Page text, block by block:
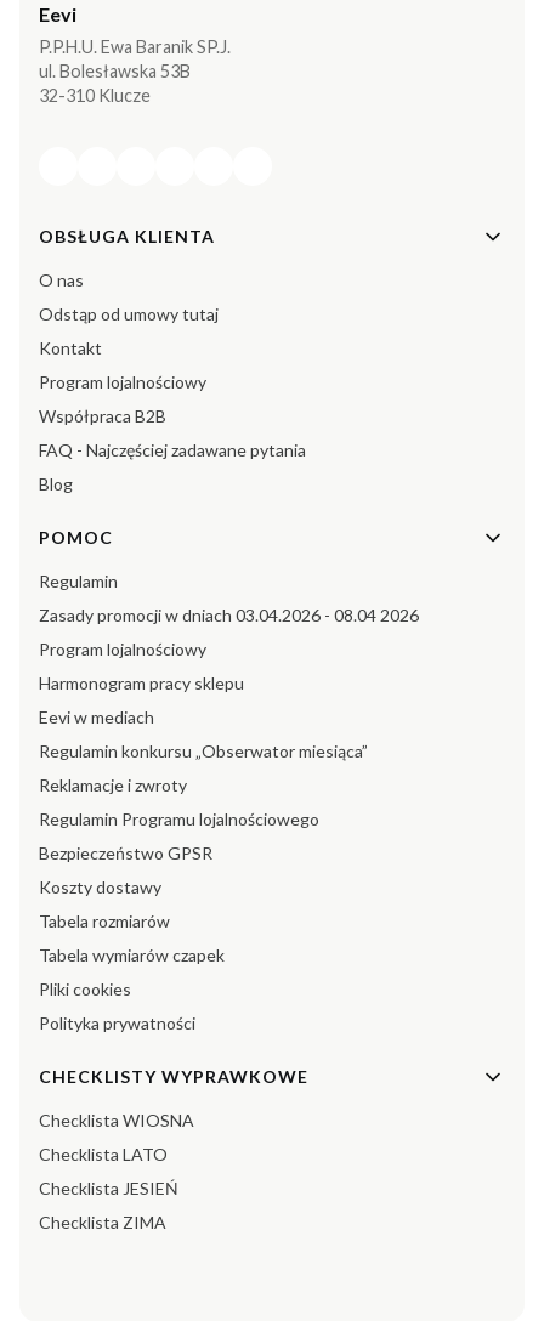
Eevi
P.P.H.U. Ewa Baranik SP.J.
ul. Bolesławska 53B
32-310 Klucze
Linki w stopce
OBSŁUGA KLIENTA
O nas
Odstąp od umowy tutaj
Kontakt
Program lojalnościowy
Współpraca B2B
FAQ - Najczęściej zadawane pytania
Blog
POMOC
Regulamin
Zasady promocji w dniach 03.04.2026 - 08.04 2026
Program lojalnościowy
Harmonogram pracy sklepu
Eevi w mediach
Regulamin konkursu „Obserwator miesiąca”
Reklamacje i zwroty
Regulamin Programu lojalnościowego
Bezpieczeństwo GPSR
Koszty dostawy
Tabela rozmiarów
Tabela wymiarów czapek
Pliki cookies
Polityka prywatności
CHECKLISTY WYPRAWKOWE
Checklista WIOSNA
Checklista LATO
Checklista JESIEŃ
Checklista ZIMA